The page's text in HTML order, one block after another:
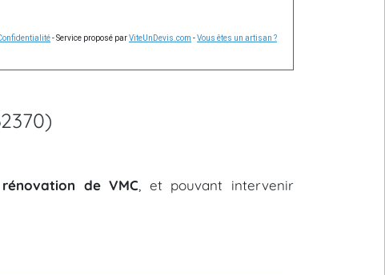
- Service proposé parViteUnDevis.com -Vous êtes un artisan ?
de VMC , et pouvant intervenir